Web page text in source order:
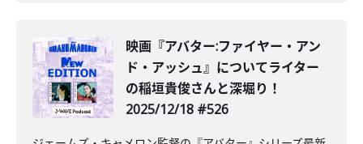
映画『アバター:ファイヤー・アン
ド・アッシュ』についてライター
の稲垣貴俊さんと深堀り！
2025/12/18 #526